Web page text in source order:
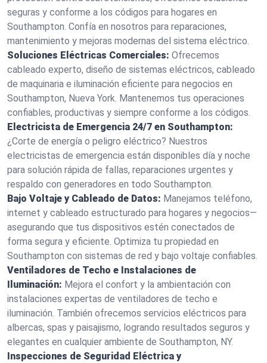
seguras y conforme a los códigos para hogares en
Southampton. Confía en nosotros para reparaciones,
mantenimiento y mejoras modernas del sistema eléctrico.
Soluciones Eléctricas Comerciales: Ofrecemos
cableado experto, diseño de sistemas eléctricos, cableado
de maquinaria e iluminación eficiente para negocios en
Southampton, Nueva York. Mantenemos tus operaciones
confiables, productivas y siempre conforme a los códigos.
Electricista de Emergencia 24/7 en Southampton:
¿Corte de energía o peligro eléctrico? Nuestros
electricistas de emergencia están disponibles día y noche
para solución rápida de fallas, reparaciones urgentes y
respaldo con generadores en todo Southampton.
Bajo Voltaje y Cableado de Datos: Manejamos teléfono,
internet y cableado estructurado para hogares y negocios—
asegurando que tus dispositivos estén conectados de
forma segura y eficiente. Optimiza tu propiedad en
Southampton con sistemas de red y bajo voltaje confiables.
Ventiladores de Techo e Instalaciones de
Iluminación: Mejora el confort y la ambientación con
instalaciones expertas de ventiladores de techo e
iluminación. También ofrecemos servicios eléctricos para
albercas, spas y paisajismo, logrando resultados seguros y
elegantes en cualquier ambiente de Southampton, NY.
Inspecciones de Seguridad Eléctrica y